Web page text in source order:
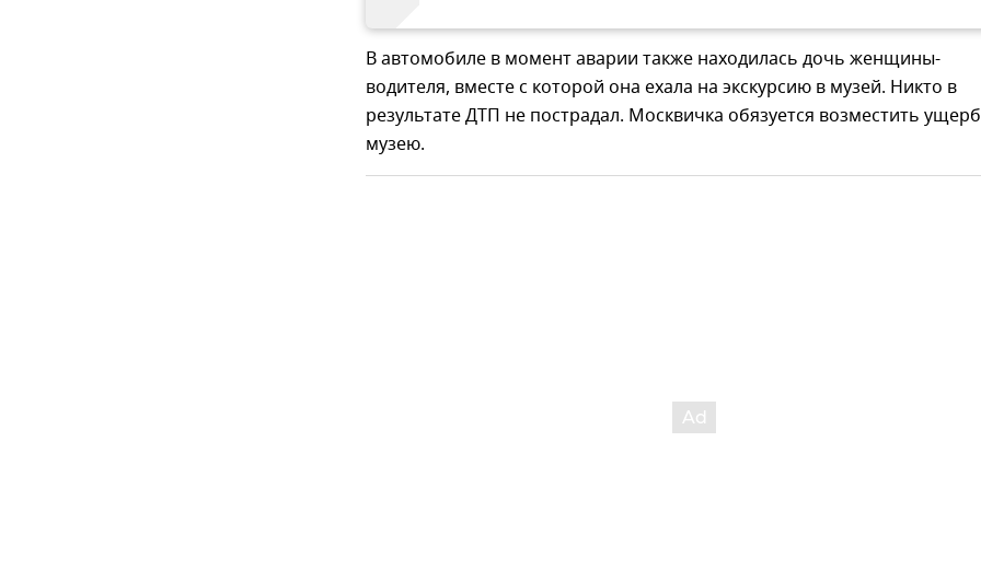
В автомобиле в момент аварии также находилась дочь женщины-
водителя, вместе с которой она ехала на экскурсию в музей. Никто в
результате ДТП не пострадал. Москвичка обязуется возместить ущерб
музею.